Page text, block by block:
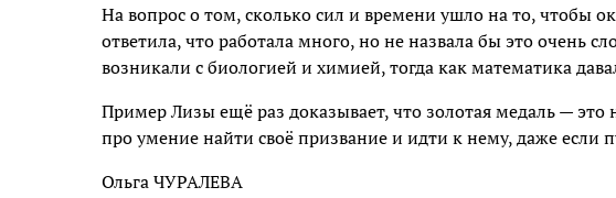
На вопрос о том, сколько сил и времени ушло на то, чтобы
ответила, что работала много, но не назвала бы это очень
возникали с биологией и химией, тогда как математика
Пример Лизы ещё раз доказывает, что золотая медаль — это
про умение найти своё призвание и идти к нему, даже если
Ольга ЧУРАЛЕВА